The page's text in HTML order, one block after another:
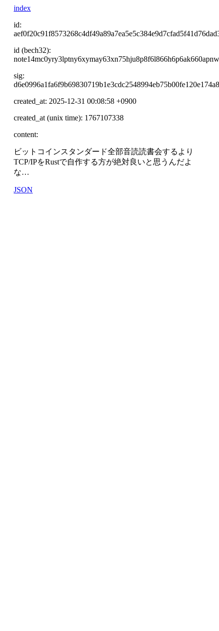
index
id:
id (bech32):
sig:
created_at: 2025-12-31 00:08:58 +0900
created_at (unix time): 1767107338
content:
ビットコインスタンダード全部音読読書会するより
TCP/IPをRustで自作する方が絶対良いと思うんだよ
な…
JSON